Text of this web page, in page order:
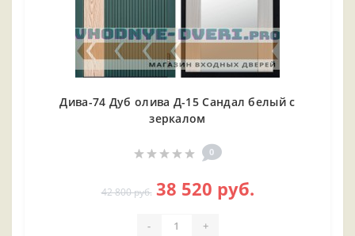
Дива-74 Дуб олива Д-15 Сандал белый с
зеркалом
0
42 800 руб. 38 520 руб.
- +